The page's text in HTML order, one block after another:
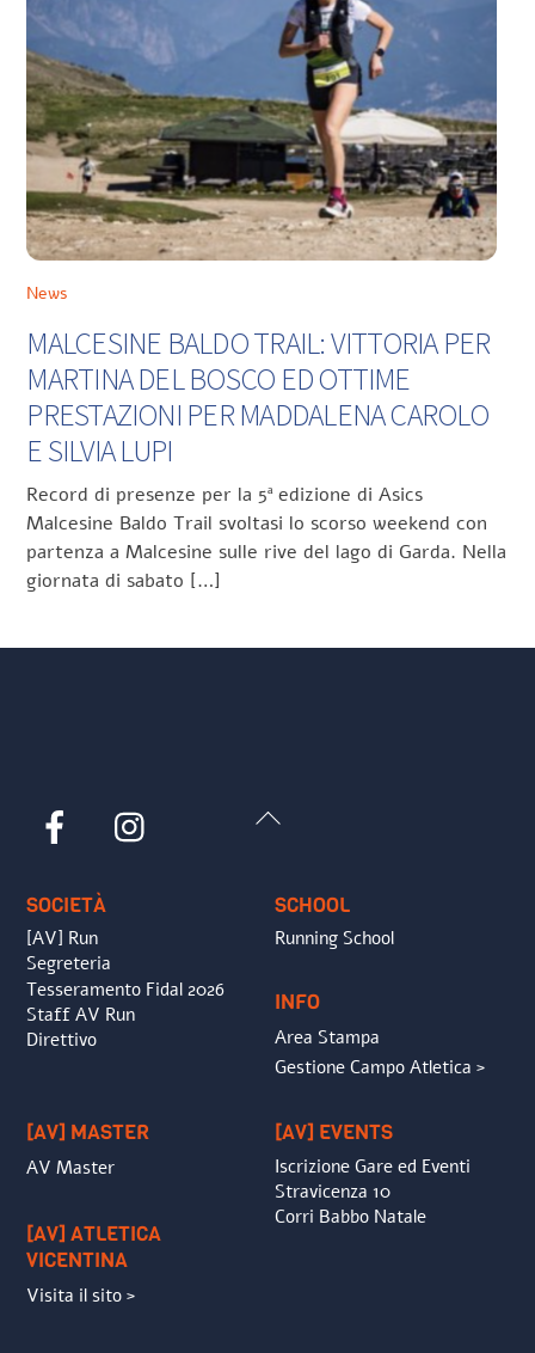
News
MALCESINE BALDO TRAIL: VITTORIA PER
MARTINA DEL BOSCO ED OTTIME
PRESTAZIONI PER MADDALENA CAROLO
E SILVIA LUPI
Record di presenze per la 5ª edizione di Asics
Malcesine Baldo Trail svoltasi lo scorso weekend con
partenza a Malcesine sulle rive del lago di Garda. Nella
giornata di sabato […]
Back
Facebook
SOCIETÀ
[AV] Run
Segreteria
Tesseramento Fidal 2026
Staff AV Run
Direttivo
SCHOOL
Running School
INFO
Area Stampa
Gestione Campo Atletica >
[AV] MASTER
AV Master
[AV] ATLETICA
VICENTINA
Visita il sito >
[AV] EVENTS
Iscrizione Gare ed Eventi
Stravicenza 10
Corri Babbo Natale